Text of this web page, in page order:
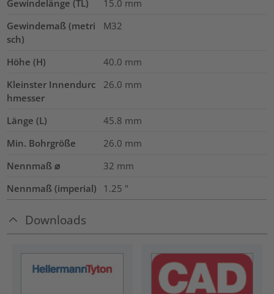
Gewindelänge (TL)
15.0 mm
Gewindemaß (metri
sch)
M32
Höhe (H) 40.0 mm
Kleinster Innendurc
hmesser
26.0 mm
Länge (L) 45.8 mm
Min. Bohrgröße
26.0 mm
Nennmaß ⌀
32 mm
Nennmaß (imperial)
1.25 "
Downloads